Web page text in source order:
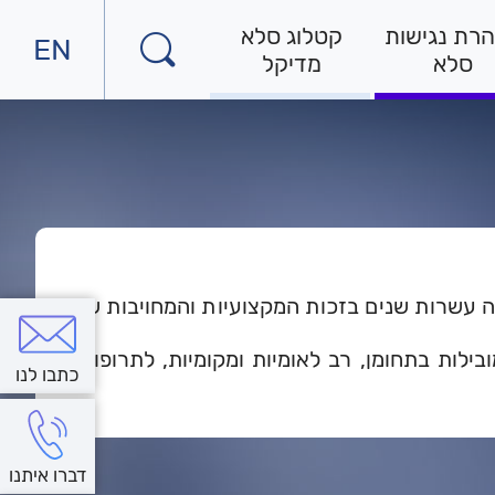
נגישות
סלא
קטלוג סלא
מדיקל
EN
כתבו לנו
דברו איתנו
שנים בזכות המקצועיות והמחויבות של
בתחומן, רב לאומיות ומקומיות, לתרופות,